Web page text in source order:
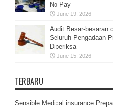
No Pay
June 19, 2026
Audit Besar-besaran
Seluruh Pengadaan
Diperiksa
June 15, 2026
TERBARU
Sensible Medical insurance